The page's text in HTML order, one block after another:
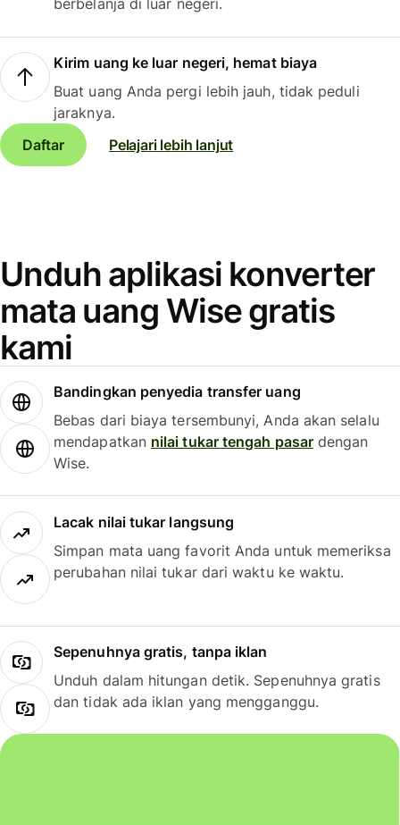
berbelanja di luar negeri.
Kirim uang ke luar negeri, hemat biaya
Buat uang Anda pergi lebih jauh, tidak peduli
jaraknya.
Daftar
Pelajari lebih lanjut
Unduh aplikasi konverter
mata uang Wise gratis
kami
Bandingkan penyedia transfer uang
Bebas dari biaya tersembunyi, Anda akan selalu
mendapatkan nilai tukar tengah pasardengan
Wise.
Lacak nilai tukar langsung
Simpan mata uang favorit Anda untuk memeriksa
perubahan nilai tukar dari waktu ke waktu.
Sepenuhnya gratis, tanpa iklan
Unduh dalam hitungan detik. Sepenuhnya gratis
dan tidak ada iklan yang mengganggu.